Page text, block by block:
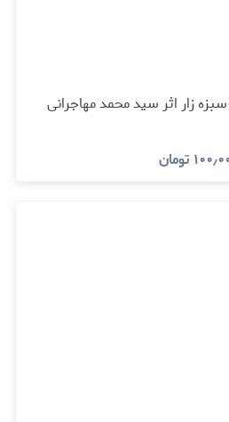
زار اثر سید محمد مهاجرانی
تومان